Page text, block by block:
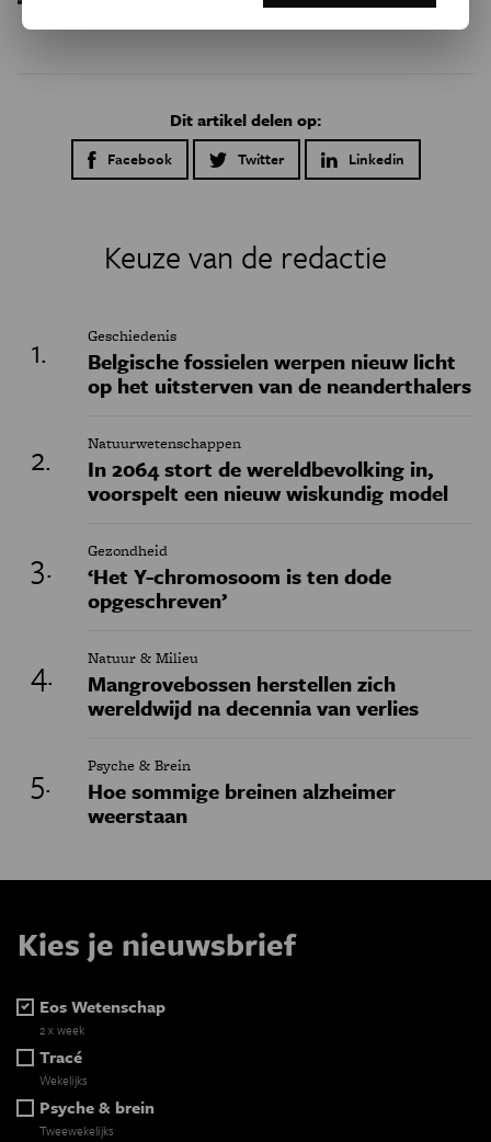
Dit artikel delen op:
Facebook Twitter Linkedin
Keuze van de redactie
Geschiedenis
Belgische fossielen werpen nieuw licht
op het uitsterven van de neanderthalers
Natuurwetenschappen
In 2064 stort de wereldbevolking in,
voorspelt een nieuw wiskundig model
Gezondheid
‘Het Y-chromosoom is ten dode
opgeschreven’
Natuur & Milieu
Mangrovebossen herstellen zich
wereldwijd na decennia van verlies
Psyche & Brein
Hoe sommige breinen alzheimer
weerstaan
Kies je nieuwsbrief
Eos Wetenschap
2 x week
Tracé
Wekelijks
Psyche & brein
Tweewekelijks